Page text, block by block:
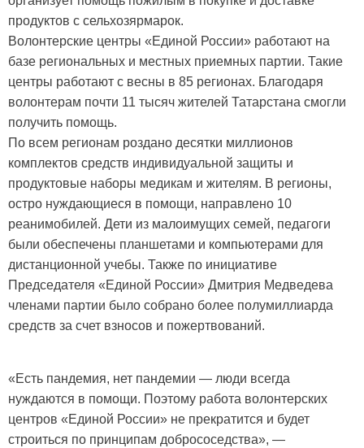
продуктов с сельхозярмарок.
Волонтерские центры «Единой России» работают на
базе региональных и местных приемных партии. Такие
центры работают с весны в 85 регионах. Благодаря
волонтерам почти 11 тысяч жителей Татарстана смогли
получить помощь.
По всем регионам роздано десятки миллионов
комплектов средств индивидуальной защиты и
продуктовые наборы медикам и жителям. В регионы,
остро нуждающиеся в помощи, направлено 10
реанимобилей. Дети из малоимущих семей, педагоги
были обеспечены планшетами и компьютерами для
дистанционной учебы. Также по инициативе
Председателя «Единой России» Дмитрия Медведева
членами партии было собрано более полумиллиарда
средств за счет взносов и пожертвований.
«Есть пандемия, нет пандемии — люди всегда
нуждаются в помощи. Поэтому работа волонтерских
центров «Единой России» не прекратится и будет
строиться по принципам добрососедства», —